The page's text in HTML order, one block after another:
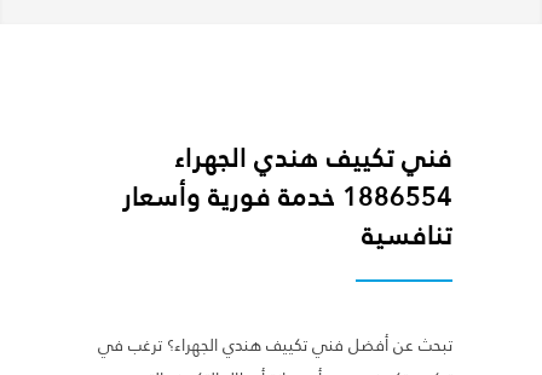
فني تكييف هندي الجهراء
1886554 خدمة فورية وأسعار
تنافسية
تبحث عن أفضل فني تكييف هندي الجهراء؟ ترغب في